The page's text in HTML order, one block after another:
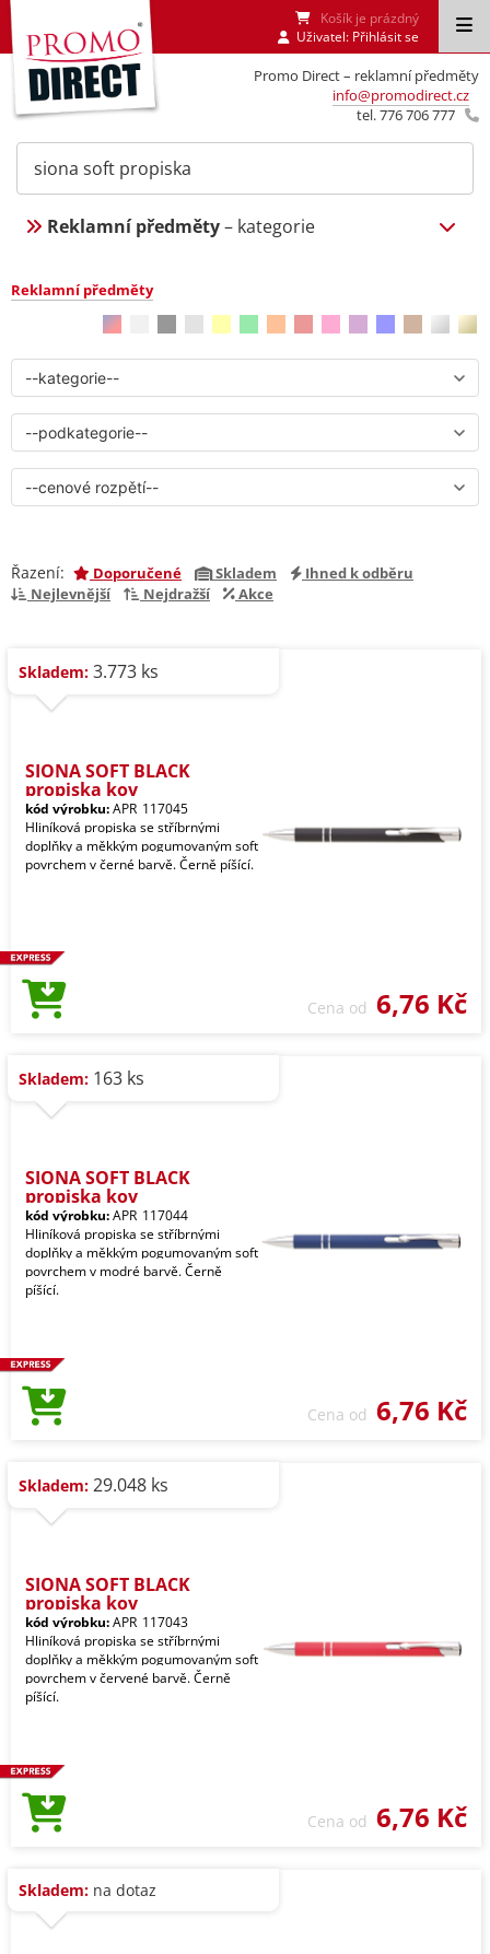
Promo Direct – reklamní předměty
info@promodirect.cz
tel. 776 706 777
Košík je prázdný
Uživatel: Přihlásit se
Reklamní předměty– kategorie
Reklamní předměty
Řazení: Doporučené Skladem
Ihned k odběru
Nejlevnější
Nejdražší Akce
Skladem: 3.773 ks
SIONA SOFT BLACK
propiska kov
kód výrobku:APR_117045
Hliníková propiska se stříbrnými
doplňky a měkkým pogumovaným soft
povrchem v černé barvě. Černě píšící.
Cena od 6,76 Kč
Skladem: 163 ks
SIONA SOFT BLACK
propiska kov
kód výrobku:APR_117044
Hliníková propiska se stříbrnými
doplňky a měkkým pogumovaným soft
povrchem v modré barvě. Černě
píšící.
Cena od 6,76 Kč
Skladem: 29.048 ks
SIONA SOFT BLACK
propiska kov
kód výrobku:APR_117043
Hliníková propiska se stříbrnými
doplňky a měkkým pogumovaným soft
povrchem v červené barvě. Černě
píšící.
Cena od 6,76 Kč
Skladem: na dotaz